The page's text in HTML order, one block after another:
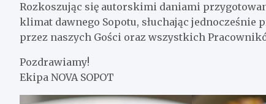
Rozkoszując się autorskimi daniami
klimat dawnego Sopotu, słuchając
przez naszych Gości oraz wszystkich
Pozdrawiamy!
Ekipa NOVA SOPOT